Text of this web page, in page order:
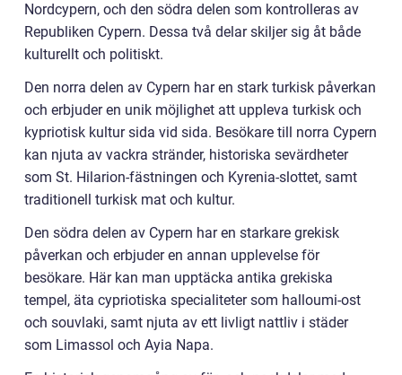
Nordcypern, och den södra delen som kontrolleras av
Republiken Cypern. Dessa två delar skiljer sig åt både
kulturellt och politiskt.
Den norra delen av Cypern har en stark turkisk påverkan
och erbjuder en unik möjlighet att uppleva turkisk och
kypriotisk kultur sida vid sida. Besökare till norra Cypern
kan njuta av vackra stränder, historiska sevärdheter
som St. Hilarion-fästningen och Kyrenia-slottet, samt
traditionell turkisk mat och kultur.
Den södra delen av Cypern har en starkare grekisk
påverkan och erbjuder en annan upplevelse för
besökare. Här kan man upptäcka antika grekiska
tempel, äta cypriotiska specialiteter som halloumi-ost
och souvlaki, samt njuta av ett livligt nattliv i städer
som Limassol och Ayia Napa.